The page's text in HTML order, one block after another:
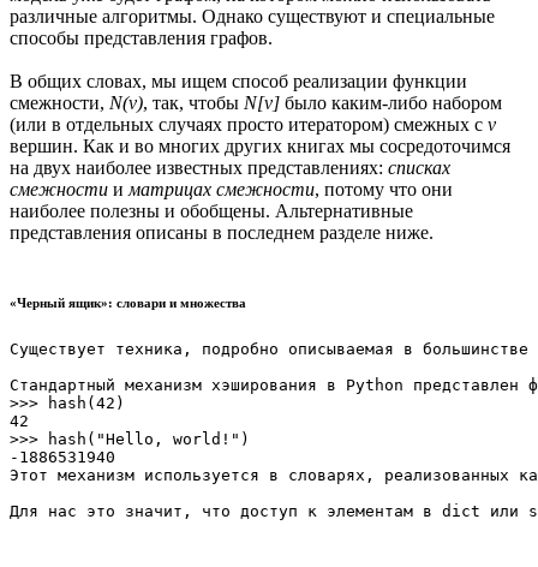
различные алгоритмы. Однако существуют и специальные
способы представления графов.
В общих словах, мы ищем способ реализации функции
смежности, N(v), так, чтобы N[v] было каким-либо набором
(или в отдельных случаях просто итератором) смежных с v
вершин. Как и во многих других книгах мы сосредоточимся
на двух наиболее известных представлениях: списках
смежности и матрицах смежности, потому что они
наиболее полезны и обобщены. Альтернативные
представления описаны в последнем разделе ниже.
«Черный ящик»: словари и множества
Существует техника, подробно описываемая в
Стандартный механизм хэширования в Python представлен
>>> hash(42)
42
>>> hash("Hello, world!")
-1886531940
Этот механизм используется в словарях,